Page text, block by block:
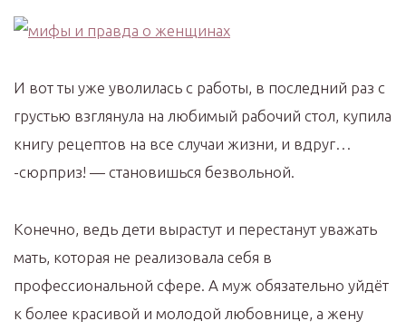
И вот ты уже уволилась с работы, в последний раз с
грустью взглянула на любимый рабочий стол, купила
книгу рецептов на все случаи жизни, и вдруг…
-сюрприз! — становишься безвольной.
Конечно, ведь дети вырастут и перестанут уважать
мать, которая не реализовала себя в
профессиональной сфере. А муж обязательно уйдёт
к более красивой и молодой любовнице, а жену